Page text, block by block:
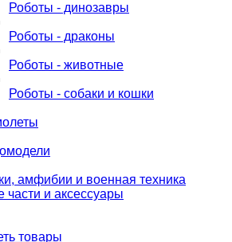
Роботы - динозавры
Роботы - драконы
Роботы - животные
Роботы - собаки и кошки
амфибии и военная техника
части и аксессуары
товары